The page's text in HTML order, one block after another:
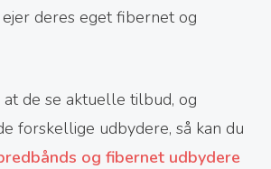
deres eget fibernet og
at de se aktuelle tilbud, og
forskellige udbydere, så kan du
og fibernet udbydere